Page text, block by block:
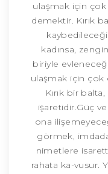
ulaşmak için
demektir. Kırık
kadınsa,
biriyle
ulaşmak için
Kırık bir balta,
işaretidir.Güç
ona
görmek,
nimetlere
rahata ka-vusur.